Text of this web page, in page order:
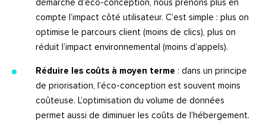
démarche d’éco-conception, nous prenons plus en
compte l’impact côté utilisateur. C’est simple : plus on
optimise le parcours client (moins de clics), plus on
réduit l’impact environnemental (moins d’appels).
Réduire les coûts à moyen terme : dans un principe
de priorisation, l’éco-conception est souvent moins
coûteuse. L’optimisation du volume de données
permet aussi de diminuer les coûts de l’hébergement.